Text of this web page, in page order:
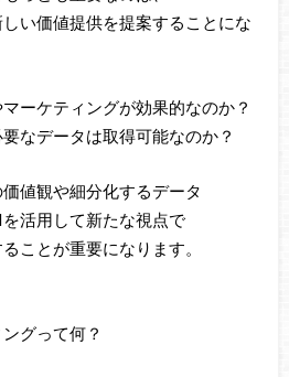
い価値提供を提案することにな
ーケティングが効果的なのか？
なデータは取得可能なのか？
値観や細分化するデータ
活用して新たな視点で
ことが重要になります。
グって何？